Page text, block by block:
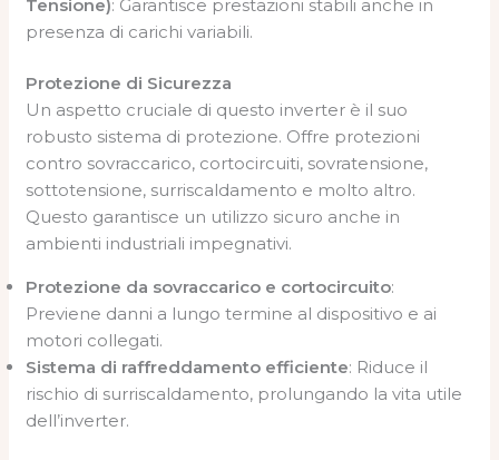
Tensione): Garantisce prestazioni stabili anche in
presenza di carichi variabili.
Protezione di Sicurezza
Un aspetto cruciale di questo inverter è il suo
robusto sistema di protezione. Offre protezioni
contro sovraccarico, cortocircuiti, sovratensione,
sottotensione, surriscaldamento e molto altro.
Questo garantisce un utilizzo sicuro anche in
ambienti industriali impegnativi.
Protezione da sovraccarico e cortocircuito:
Previene danni a lungo termine al dispositivo e ai
motori collegati.
Sistema di raffreddamento efficiente: Riduce il
rischio di surriscaldamento, prolungando la vita utile
dell’inverter.